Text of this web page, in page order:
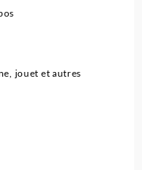
jouet et autres